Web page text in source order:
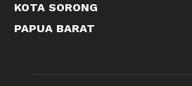
KOTA SORONG
PAPUA BARAT